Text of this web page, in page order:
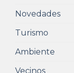
Novedades
Turismo
Ambiente
Vecinos